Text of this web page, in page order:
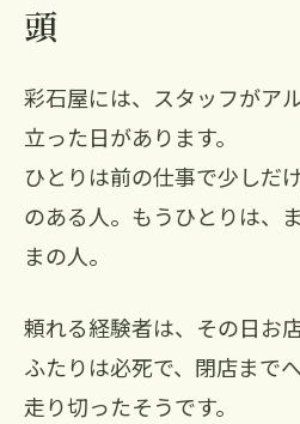
頭
彩石屋には、スタッフがア
立った日があります。
ひとりは前の仕事で少しだ
のある人。もうひとりは、
まの人。
頼れる経験者は、その日お
ふたりは必死で、閉店まで
走り切ったそうです。